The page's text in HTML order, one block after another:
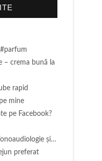
– crema bună la
rapid
mine
pe Facebook?
și…
preferat